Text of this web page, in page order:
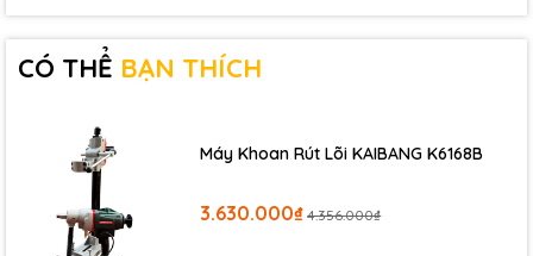
CÓ THỂ BẠN THÍCH
Máy Khoan Rút Lõi KAIBANG K6168B
3.630.000₫ 4.356.000₫